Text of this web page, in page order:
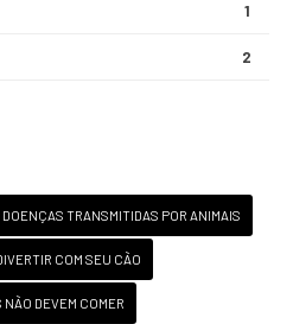
1
2
TRANSMITIDAS POR ANIMAIS
COM SEU CÃO
NÃO DEVEM COMER